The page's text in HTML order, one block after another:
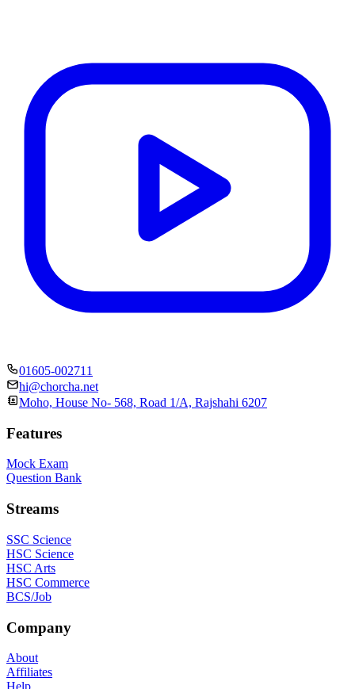
01605-002711
hi@chorcha.net
Moho, House No- 568, Road 1/A, Rajshahi 6207
Features
Mock Exam
Question Bank
Streams
SSC Science
HSC Science
HSC Arts
HSC Commerce
BCS/Job
Company
About
Affiliates